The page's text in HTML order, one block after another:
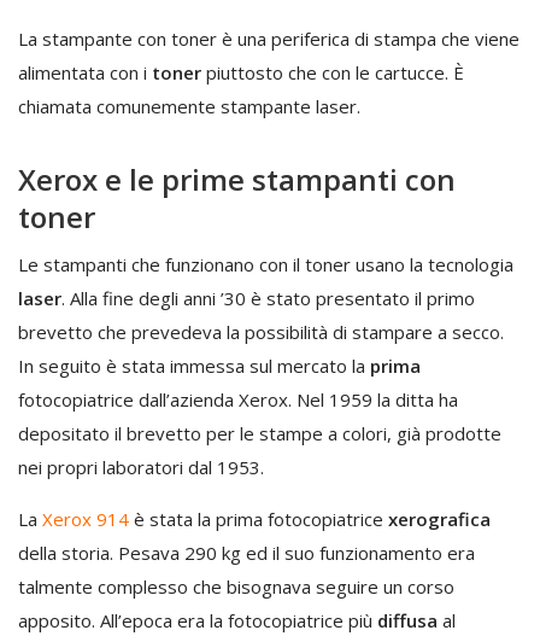
La stampante con toner è una periferica di stampa che viene
alimentata con i toner piuttosto che con le cartucce. È
chiamata comunemente stampante laser.
Xerox e le prime stampanti con
toner
Le stampanti che funzionano con il toner usano la tecnologia
laser. Alla fine degli anni ’30 è stato presentato il primo
brevetto che prevedeva la possibilità di stampare a secco.
In seguito è stata immessa sul mercato la prima
fotocopiatrice dall’azienda Xerox. Nel 1959 la ditta ha
depositato il brevetto per le stampe a colori, già prodotte
nei propri laboratori dal 1953.
La Xerox 914 è stata la prima fotocopiatrice xerografica
della storia. Pesava 290 kg ed il suo funzionamento era
talmente complesso che bisognava seguire un corso
apposito. All’epoca era la fotocopiatrice più diffusa al